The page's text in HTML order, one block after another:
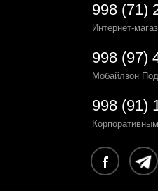
998 (71)
Интернет-
998 (97)
Мобайлзон
998 (91)